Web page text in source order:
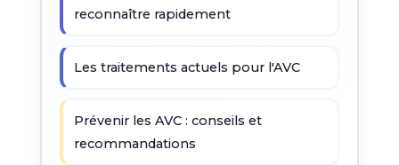
reconnaître rapidement
Les traitements actuels pour l'AVC
Prévenir les AVC : conseils et
recommandations